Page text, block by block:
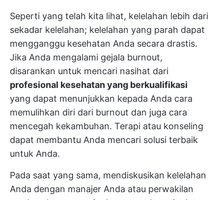
Seperti yang telah kita lihat, kelelahan lebih dari
sekadar kelelahan; kelelahan yang parah dapat
mengganggu kesehatan Anda secara drastis.
Jika Anda mengalami gejala burnout,
disarankan untuk mencari nasihat dari
profesional kesehatan yang berkualifikasi
yang dapat menunjukkan kepada Anda cara
memulihkan diri dari burnout dan juga cara
mencegah kekambuhan. Terapi atau konseling
dapat membantu Anda mencari solusi terbaik
untuk Anda.
Pada saat yang sama, mendiskusikan kelelahan
Anda dengan manajer Anda atau perwakilan